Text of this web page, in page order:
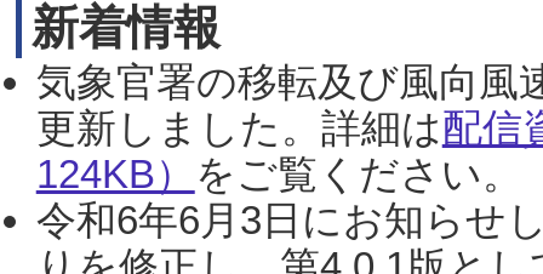
新着情報
気象官署の移転及び風向風
更新しました。詳細は配信
124KB） をご覧ください。
令和6年6月3日にお知らせ